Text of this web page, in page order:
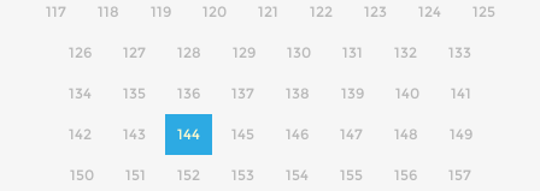
117 118 119 120 121 122 123 124 125
126 127 128 129 130 131 132 133
134 135 136 137 138 139 140 141
142 143 144 145 146 147 148 149
150 151 152 153 154 155 156 157